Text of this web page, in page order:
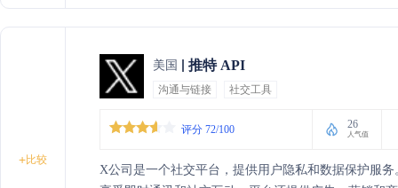
+比较
美国 推特 API
沟通与链接 社交工具
评分 72/100 26
人气值
X公司是一个社交平台，提供用户隐私和数据保护服